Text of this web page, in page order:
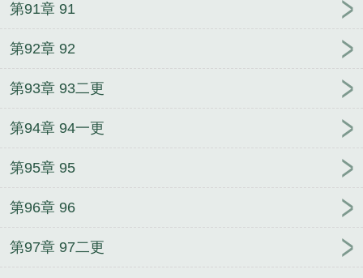
第91章 91
第92章 92
第93章 93二更
第94章 94一更
第95章 95
第96章 96
第97章 97二更